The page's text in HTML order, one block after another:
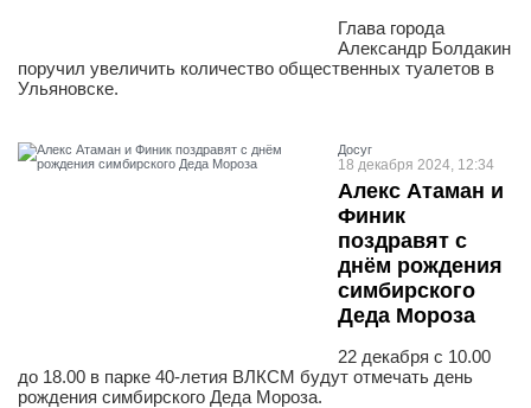
Глава города
Александр Болдакин
поручил увеличить количество общественных туалетов в
Ульяновске.
Досуг
18 декабря 2024, 12:34
Алекс Атаман и
Финик
поздравят с
днём рождения
симбирского
Деда Мороза
22 декабря с 10.00
до 18.00 в парке 40-летия ВЛКСМ будут отмечать день
рождения симбирского Деда Мороза.